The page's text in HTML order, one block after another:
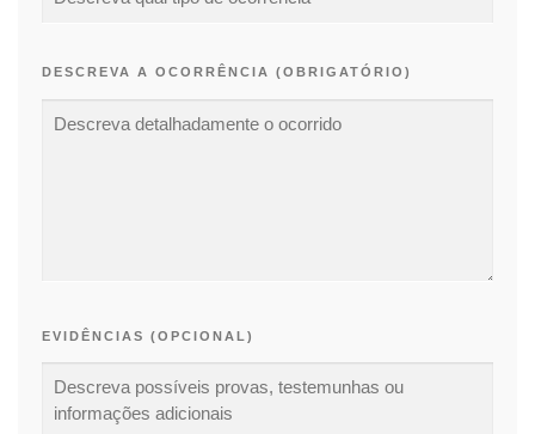
DESCREVA A OCORRÊNCIA (OBRIGATÓRIO)
EVIDÊNCIAS (OPCIONAL)